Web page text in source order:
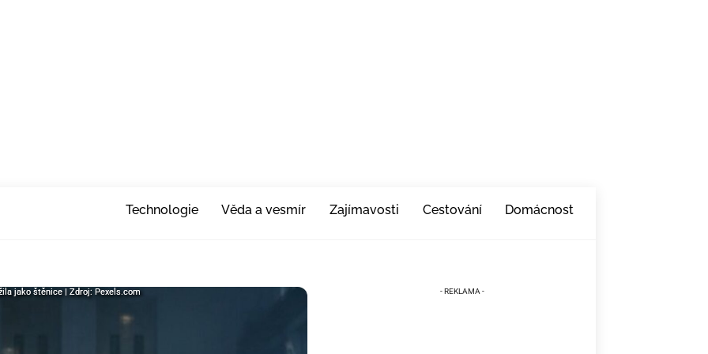
Technologie Věda a vesmír Zajímavosti Cestování Domácnost
jako štěnice | Zdroj: Pexels.com
jako štěnice | Zdroj: Pexels.com